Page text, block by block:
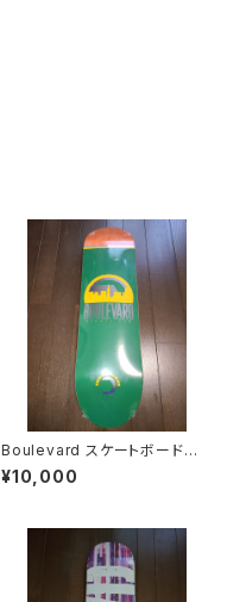
Boulevard スケートボード
デッキ 8.5
¥10,000